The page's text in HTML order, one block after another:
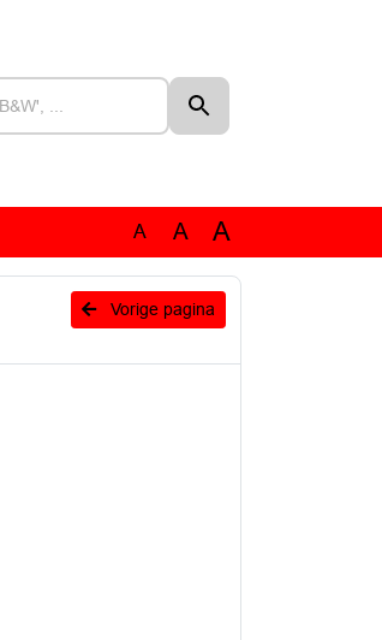
A A A
Vorige pagina